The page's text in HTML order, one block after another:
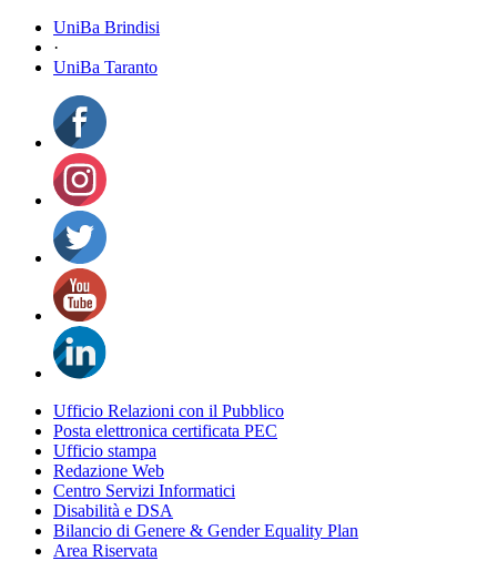
UniBa Brindisi
·
UniBa Taranto
Ufficio Relazioni con il Pubblico
Posta elettronica certificata PEC
Ufficio stampa
Redazione Web
Centro Servizi Informatici
Disabilità e DSA
Bilancio di Genere & Gender Equality Plan
Area Riservata